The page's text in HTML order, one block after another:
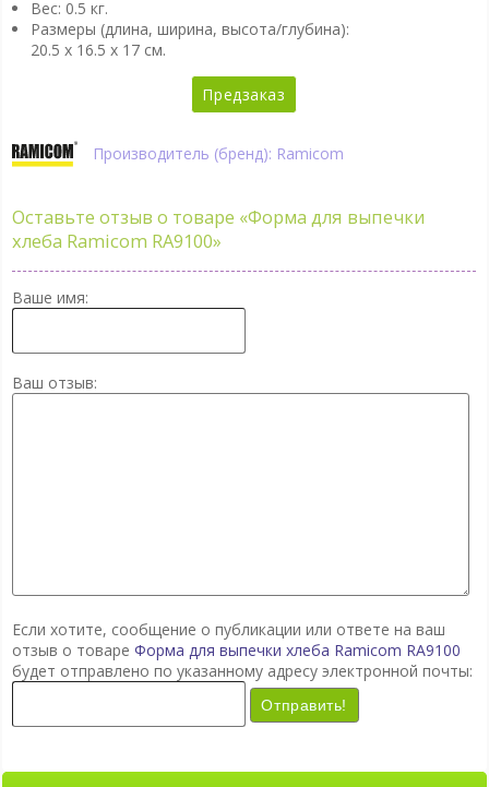
Вес: 0.5 кг.
Размеры (длина, ширина, высота/глубина):
20.5 x 16.5 x 17 см.
Предзаказ
Производитель (бренд): Ramicom
Оставьте отзыв о товаре «Форма для выпечки
хлеба Ramicom RA9100»
Ваше имя:
Ваш отзыв:
Если хотите, сообщение о публикации или ответе на ваш
отзыв о товаре Форма для выпечки хлеба Ramicom RA9100
будет отправлено по указанному адресу электронной почты:
Отправить!